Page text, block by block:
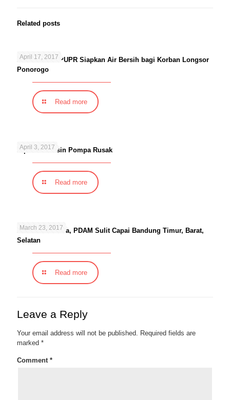
Related posts
April 17, 2017
Kementerian PUPR Siapkan Air Bersih bagi Korban Longsor
Ponorogo
Read more
April 3, 2017
Pipa dan Mesin Pompa Rusak
Read more
March 23, 2017
Hari Air Sedunia, PDAM Sulit Capai Bandung Timur, Barat,
Selatan
Read more
Leave a Reply
Your email address will not be published. Required fields are
marked *
Comment *